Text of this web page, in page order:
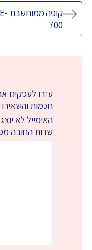
ניווט
קופה ממוחשבת E-
700
עזרו לעסקים
חכמות והשאירו
האימייל לא
שדות החובה